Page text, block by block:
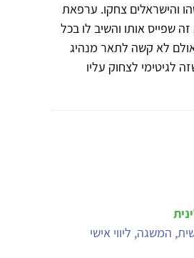
והישראלים צחקו. ערפאת
שפייס אותו והשיב לו בכל
אולם לא קשה לתאר מנהיג
לגיטימי לצחוק עליו
המשגה, ליווי אישי